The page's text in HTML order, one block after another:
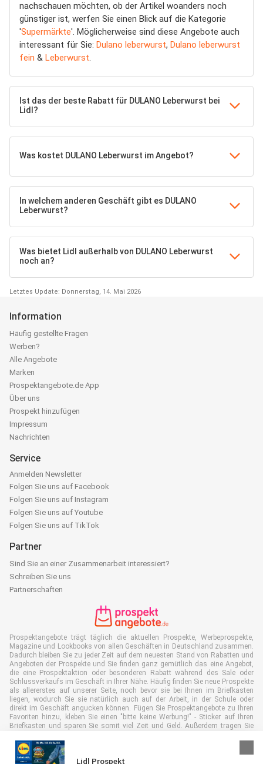
nachschauen möchten, ob der Artikel woanders noch
günstiger ist, werfen Sie einen Blick auf die Kategorie
'Supermärkte'. Möglicherweise sind diese Angebote auch
interessant für Sie: Dulano leberwurst, Dulano leberwurst
fein & Leberwurst.
Ist das der beste Rabatt für DULANO Leberwurst bei
Lidl?
Was kostet DULANO Leberwurst im Angebot?
In welchem anderen Geschäft gibt es DULANO
Leberwurst?
Was bietet Lidl außerhalb von DULANO Leberwurst
noch an?
Letztes Update: Donnerstag, 14. Mai 2026
Lidl Prospekt
Information
Häufig gestellte Fragen
Werben?
Alle Angebote
Marken
Prospektangebote.de App
Über uns
Prospekt hinzufügen
Impressum
Nachrichten
Service
Anmelden Newsletter
Folgen Sie uns auf Facebook
Folgen Sie uns auf Instagram
Folgen Sie uns auf Youtube
Folgen Sie uns auf TikTok
Partner
Sind Sie an einer Zusammenarbeit interessiert?
Schreiben Sie uns
Partnerschaften
Prospektangebote trägt täglich die aktuellen Prospekte, Werbeprospekte,
Magazine und Lookbooks von allen Geschäften in Deutschland zusammen.
Dadurch bleiben Sie zu jeder Zeit auf dem neuesten Stand von Rabatten und
Angeboten der Prospekte und Sie finden ganz gemütlich das eine Angebot,
die eine Prospektaktion oder besonderen Rabatt während des Sale oder
Schlussverkaufs im Geschäft in Ihrer Nähe. Häufig finden Sie neue Prospekte
als allererstes auf unserer Seite, noch bevor sie bei Ihnen im Briefkasten
liegen, wodurch Sie sie natürlich auch auf der Arbeit, in der Schule oder
direkt im Geschäft angucken können. Fügen Sie Prospektangebote zu Ihren
Favoriten hinzu, kleben Sie einen "bitte keine Werbung!" - Sticker auf Ihren
Briefkasten und sparen Sie somit viel Zeit und Geld. Außerdem tragen Sie
ist.